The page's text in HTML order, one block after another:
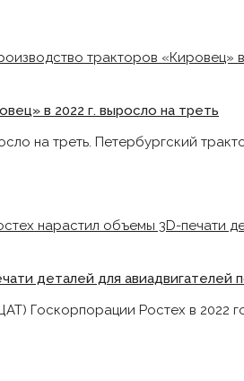
в 2022 г. выросло на треть
на треть. Петербургский
деталей для авиадвигателей
Госкорпорации Ростех в 2022